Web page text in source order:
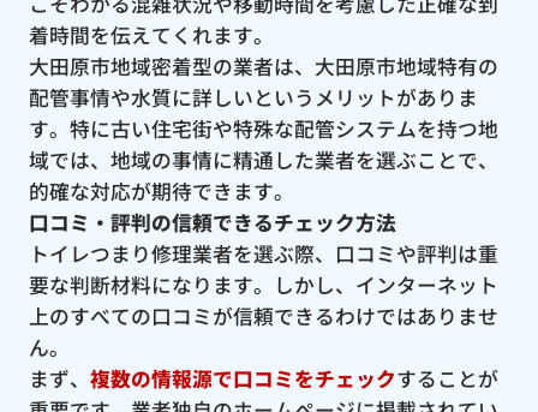
着時間を伝えてくれます。
大田原市地域密着型の業者は、大田原市地域特有の
配管事情や水質に詳しいというメリットがありま
す。特に古い住宅街や特殊な配管システムを持つ地
域では、地域の事情に精通した業者を選ぶことで、
的確な対応が期待できます。
口コミ・評判の信頼できるチェック方法
トイレつまり修理業者を選ぶ際、口コミや評判は重
要な判断材料になります。しかし、インターネット
上のすべての口コミが信頼できるわけではありませ
ん。
まず、 複数の情報源で口コミをチェックすることが